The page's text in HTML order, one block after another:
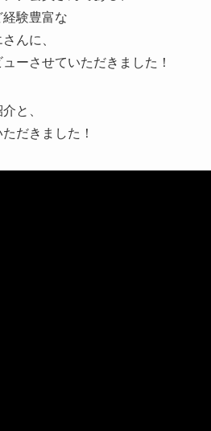
験豊富な
んに、
ーさせていただきました！
と、
だきました！